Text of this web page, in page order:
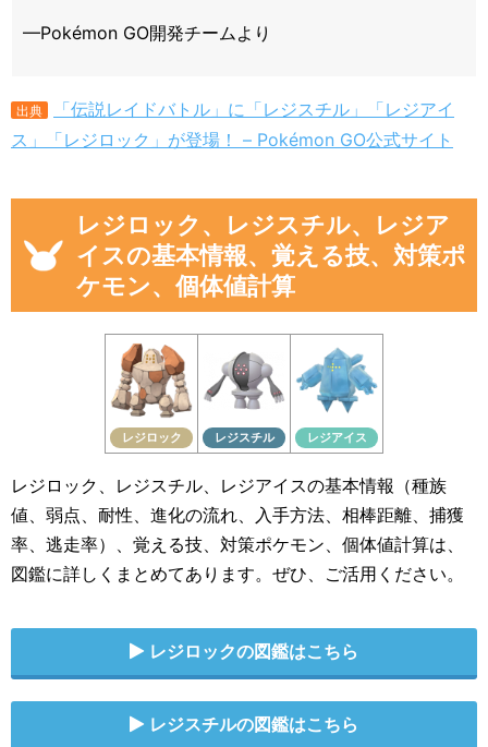
—Pokémon GO開発チームより
出典
「伝説レイドバトル」に「レジスチル」「レジアイ
ス」「レジロック」が登場！ – Pokémon GO公式サイト
レジロック、レジスチル、レジア
イスの基本情報、覚える技、対策ポ
ケモン、個体値計算
レジロック レジスチル レジアイス
レジロック、レジスチル、レジアイスの基本情報（種族
値、弱点、耐性、進化の流れ、入手方法、相棒距離、捕獲
率、逃走率）、覚える技、対策ポケモン、個体値計算は、
図鑑に詳しくまとめてあります。ぜひ、ご活用ください。
レジロックの図鑑はこちら
レジスチルの図鑑はこちら